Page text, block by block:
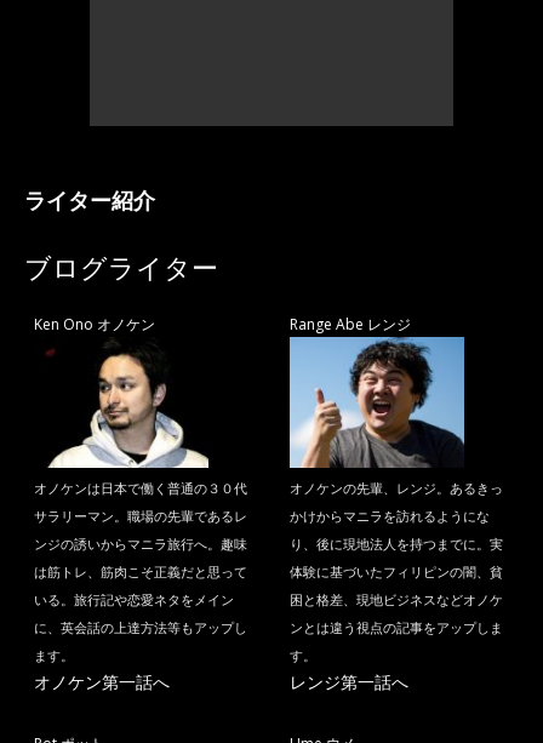
ライター紹介
ブログライター
Ken Ono オノケン
オノケンは日本で働く普通の３０代
サラリーマン。職場の先輩であるレ
ンジの誘いからマニラ旅行へ。趣味
は筋トレ、筋肉こそ正義だと思って
いる。旅行記や恋愛ネタをメイン
に、英会話の上達方法等もアップし
ます。
オノケン第一話へ
Range Abe レンジ
オノケンの先輩、レンジ。あるきっ
かけからマニラを訪れるようにな
り、後に現地法人を持つまでに。実
体験に基づいたフィリピンの闇、貧
困と格差、現地ビジネスなどオノケ
ンとは違う視点の記事をアップしま
す。
レンジ第一話へ